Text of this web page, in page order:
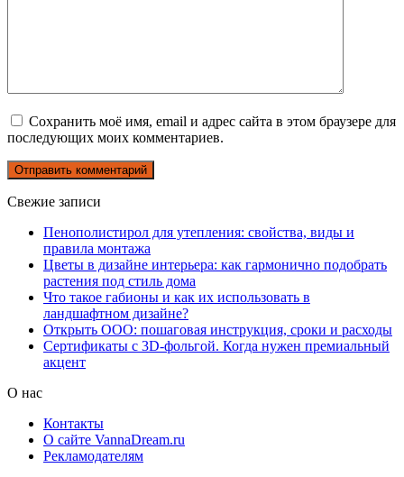
Сохранить моё имя, email и адрес сайта в этом браузере для
последующих моих комментариев.
Свежие записи
Пенополистирол для утепления: свойства, виды и
правила монтажа
Цветы в дизайне интерьера: как гармонично подобрать
растения под стиль дома
Что такое габионы и как их использовать в
ландшафтном дизайне?
Открыть ООО: пошаговая инструкция, сроки и расходы
Сертификаты с 3D-фольгой. Когда нужен премиальный
акцент
О нас
Контакты
О сайте VannaDream.ru
Рекламодателям